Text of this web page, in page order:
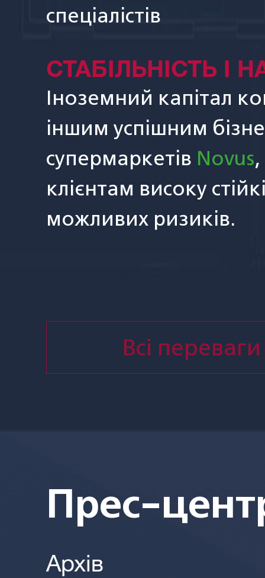
спеціалістів
СТАБІЛЬНІСТЬ І
Іноземний капітал
іншим успішним
супермаркетів Novus
клієнтам високу
можливих ризиків.
Всі переваги
Прес-
Архів